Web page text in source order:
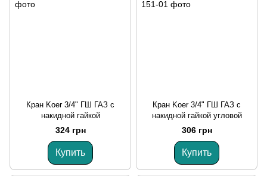
Кран Koer 3/4" ГШ ГАЗ с
накидной гайкой
324 грн
Купить
Кран Koer 3/4" ГШ ГАЗ с
накидной гайкой угловой
306 грн
Купить